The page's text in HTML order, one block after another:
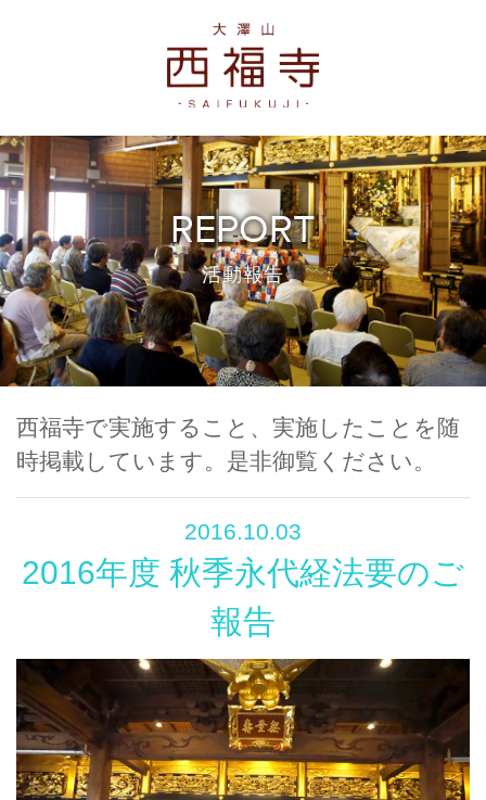
REPORT
活動報告
西福寺で実施すること、実施したことを随
時掲載しています。是非御覧ください。
2016.10.03
2016年度 秋季永代経法要のご
報告